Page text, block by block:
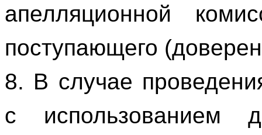
апелляционной
поступающего
8. В случае
с использованием